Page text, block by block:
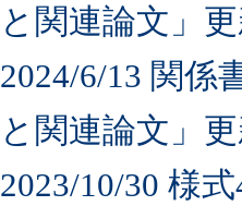
と関連論文」
2024/6/13 関係
と関連論文」
2023/10/30 様